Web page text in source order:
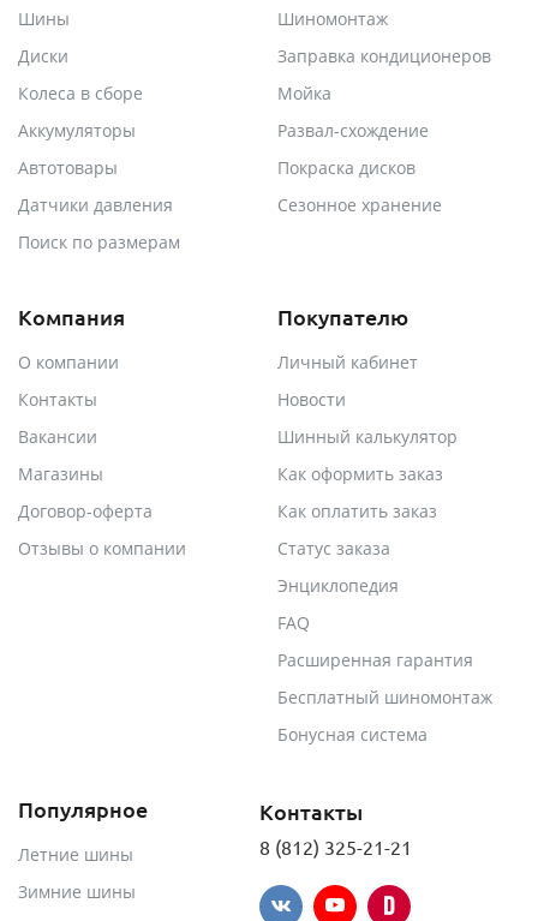
Шины
Диски
Колеса в сборе
Аккумуляторы
Автотовары
Датчики давления
Поиск по размерам
Шиномонтаж
Заправка кондиционеров
Мойка
Развал-схождение
Покраска дисков
Сезонное хранение
Компания
О компании
Контакты
Вакансии
Магазины
Договор-оферта
Отзывы о компании
Покупателю
Личный кабинет
Новости
Шинный калькулятор
Как оформить заказ
Как оплатить заказ
Статус заказа
Энциклопедия
FAQ
Расширенная гарантия
Бесплатный шиномонтаж
Бонусная система
Популярное
Летние шины
Зимние шины
Контакты
8 (812) 325-21-21